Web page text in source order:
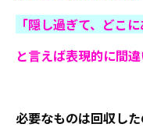
「隠し過ぎて、どこ
と言えば表現的に間違
必要なものは回収し